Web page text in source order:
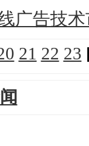
广告技
21 22 23